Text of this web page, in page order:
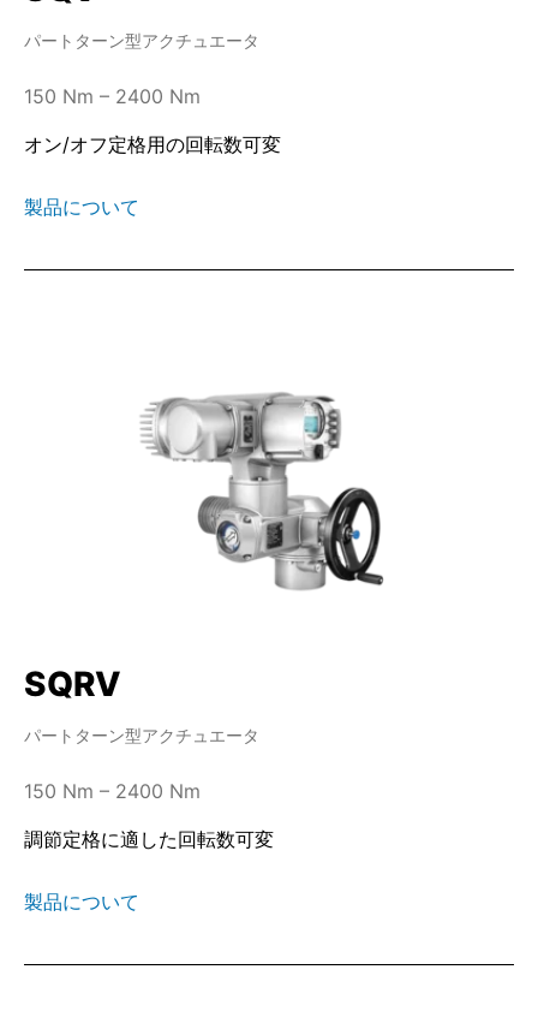
パートターン型アクチュエータ
150 Nm – 2400 Nm
オン/オフ定格用の回転数可変
製品について
SQRV
パートターン型アクチュエータ
150 Nm – 2400 Nm
調節定格に適した回転数可変
製品について